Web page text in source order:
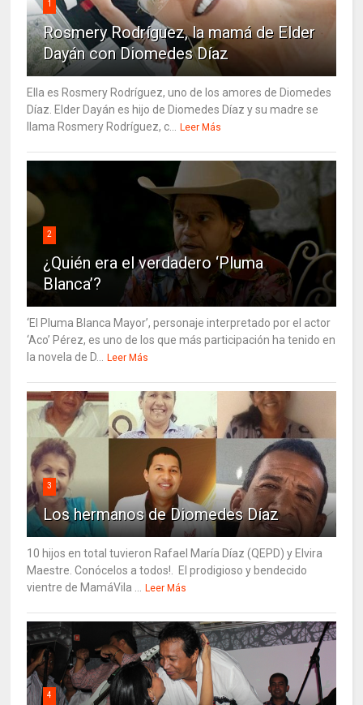
1
Rosmery Rodríguez, la mamá de Elder
Dayán con Diomedes Díaz
Ella es Rosmery Rodríguez, uno de los amores de Diomedes
Díaz. Elder Dayán es hijo de Diomedes Díaz y su madre se
llama Rosmery Rodríguez, c...
Leer Más
2
¿Quién era el verdadero ‘Pluma
Blanca’?
‘El Pluma Blanca Mayor’, personaje interpretado por el actor
‘Aco’ Pérez, es uno de los que más participación ha tenido en
la novela de D...
Leer Más
3
Los hermanos de Diomedes Díaz
10 hijos en total tuvieron Rafael María Díaz (QEPD) y Elvira
Maestre. Conócelos a todos!. El prodigioso y bendecido
vientre de MamáVila ...
Leer Más
4